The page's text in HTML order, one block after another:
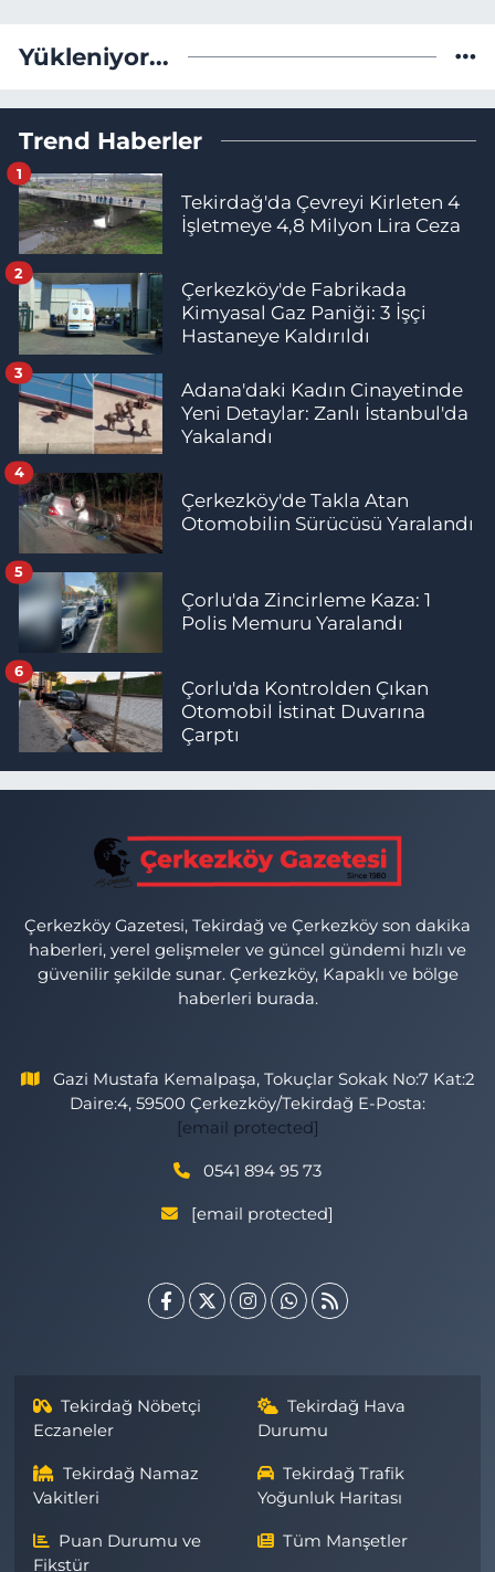
Yükleniyor...
Trend Haberler
Tekirdağ'da Çevreyi Kirleten 4
İşletmeye 4,8 Milyon Lira Ceza
1
Çerkezköy'de Fabrikada
Kimyasal Gaz Paniği: 3 İşçi
Hastaneye Kaldırıldı
2
Adana'daki Kadın Cinayetinde
Yeni Detaylar: Zanlı İstanbul'da
Yakalandı
3
Çerkezköy'de Takla Atan
Otomobilin Sürücüsü Yaralandı
4
Çorlu'da Zincirleme Kaza: 1
Polis Memuru Yaralandı
5
Çorlu'da Kontrolden Çıkan
Otomobil İstinat Duvarına
Çarptı
6
Çerkezköy Gazetesi, Tekirdağ ve Çerkezköy son dakika
haberleri, yerel gelişmeler ve güncel gündemi hızlı ve
güvenilir şekilde sunar. Çerkezköy, Kapaklı ve bölge
haberleri burada.
Gazi Mustafa Kemalpaşa, Tokuçlar Sokak No:7 Kat:2
Daire:4, 59500 Çerkezköy/Tekirdağ E-Posta:
[email protected]
0541 894 95 73
[email protected]
Tekirdağ Nöbetçi
Eczaneler
Tekirdağ Hava
Durumu
Tekirdağ Namaz
Vakitleri
Tekirdağ Trafik
Yoğunluk Haritası
Puan Durumu ve
Fikstür
Tüm Manşetler